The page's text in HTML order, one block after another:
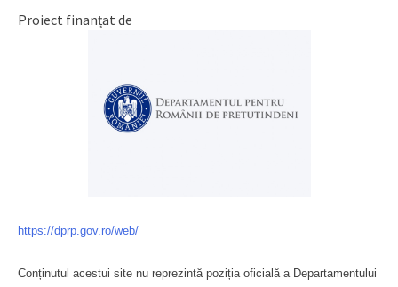
Proiect finanțat de
https://dprp.gov.ro/web/
Conținutul acestui site nu reprezintă poziția oficială a Departamentului